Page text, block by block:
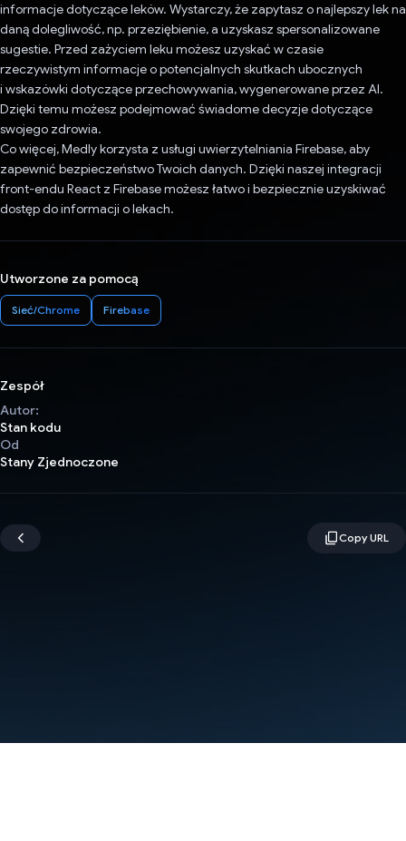
informacje dotyczące leków. Wystarczy, że zapytasz o najlepszy lek na
daną dolegliwość, np. przeziębienie, a uzyskasz spersonalizowane
sugestie. Przed zażyciem leku możesz uzyskać w czasie
rzeczywistym informacje o potencjalnych skutkach ubocznych
i wskazówki dotyczące przechowywania, wygenerowane przez AI.
Dzięki temu możesz podejmować świadome decyzje dotyczące
swojego zdrowia.
Co więcej, Medly korzysta z usługi uwierzytelniania Firebase, aby
zapewnić bezpieczeństwo Twoich danych. Dzięki naszej integracji
front-endu React z Firebase możesz łatwo i bezpiecznie uzyskiwać
dostęp do informacji o lekach.
Utworzone za pomocą
Sieć/Chrome Firebase
Zespół
Autor:
Stan kodu
Od
Stany Zjednoczone